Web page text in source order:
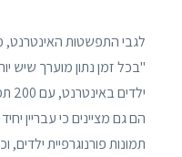
לגבי התפשטות
"בכל זמן נתון מוערך שיש
תמונות פורנוגרפיית ילדים,